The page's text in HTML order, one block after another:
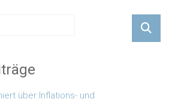
über Inflations- und